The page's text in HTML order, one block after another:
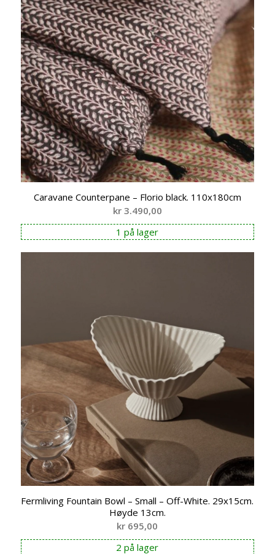
Caravane Counterpane – Florio black. 110x180cm
kr3.490,00
1 på lager
Fermliving Fountain Bowl – Small – Off-White. 29x15cm.
Høyde 13cm.
kr 695,00
2 på lager